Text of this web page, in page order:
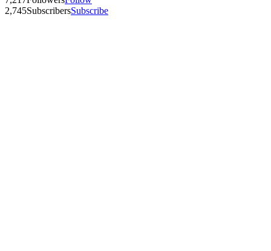
2,745SubscribersSubscribe